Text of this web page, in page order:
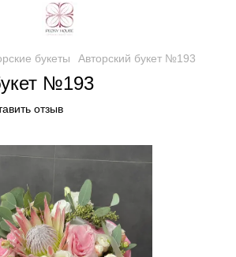
букеты Авторский букет №193
№193
отзыв